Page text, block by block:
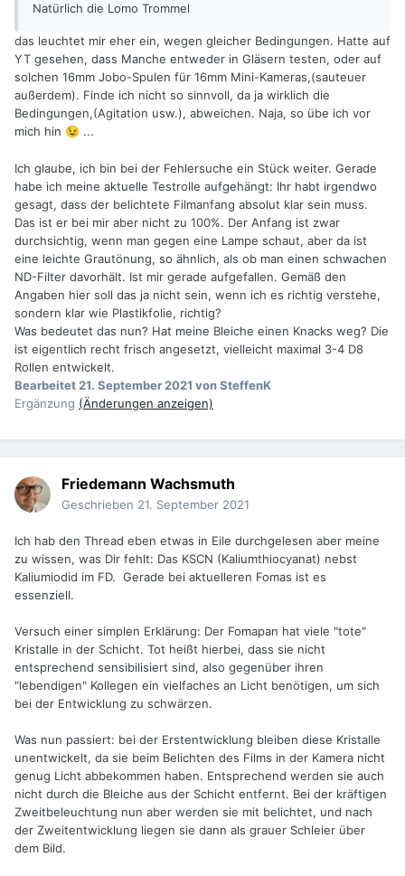
Natürlich die Lomo Trommel
das leuchtet mir eher ein, wegen gleicher Bedingungen. Hatte auf
YT gesehen, dass Manche entweder in Gläsern testen, oder auf
solchen 16mm Jobo-Spulen für 16mm Mini-Kameras,(sauteuer
außerdem). Finde ich nicht so sinnvoll, da ja wirklich die
Bedingungen,(Agitation usw.), abweichen. Naja, so übe ich vor
mich hin 😉 ...
Ich glaube, ich bin bei der Fehlersuche ein Stück weiter. Gerade
habe ich meine aktuelle Testrolle aufgehängt: Ihr habt irgendwo
gesagt, dass der belichtete Filmanfang absolut klar sein muss.
Das ist er bei mir aber nicht zu 100%. Der Anfang ist zwar
durchsichtig, wenn man gegen eine Lampe schaut, aber da ist
eine leichte Grautönung, so ähnlich, als ob man einen schwachen
ND-Filter davorhält. Ist mir gerade aufgefallen. Gemäß den
Angaben hier soll das ja nicht sein, wenn ich es richtig verstehe,
sondern klar wie Plastikfolie, richtig?
Was bedeutet das nun? Hat meine Bleiche einen Knacks weg? Die
ist eigentlich recht frisch angesetzt, vielleicht maximal 3-4 D8
Rollen entwickelt.
Bearbeitet21. September 2021 von SteffenK
Ergänzung (Änderungen anzeigen)
Friedemann Wachsmuth
Geschrieben 21. September 2021
Ich hab den Thread eben etwas in Eile durchgelesen aber meine
zu wissen, was Dir fehlt: Das KSCN (Kaliumthiocyanat) nebst
Kaliumiodid im FD. Gerade bei aktuelleren Fomas ist es
essenziell.
Versuch einer simplen Erklärung: Der Fomapan hat viele "tote"
Kristalle in der Schicht. Tot heißt hierbei, dass sie nicht
entsprechend sensibilisiert sind, also gegenüber ihren
"lebendigen" Kollegen ein vielfaches an Licht benötigen, um sich
bei der Entwicklung zu schwärzen.
Was nun passiert: bei der Erstentwicklung bleiben diese Kristalle
unentwickelt, da sie beim Belichten des Films in der Kamera nicht
genug Licht abbekommen haben. Entsprechend werden sie auch
nicht durch die Bleiche aus der Schicht entfernt. Bei der kräftigen
Zweitbeleuchtung nun aber werden sie mit belichtet, und nach
der Zweitentwicklung liegen sie dann als grauer Schleier über
dem Bild.